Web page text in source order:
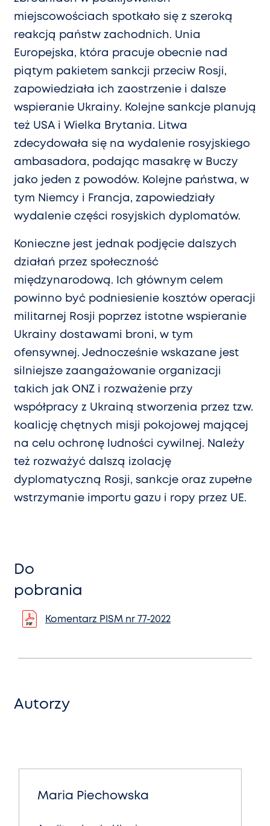
miejscowościach spotkało się z szeroką
reakcją państw zachodnich. Unia
Europejska, która pracuje obecnie nad
piątym pakietem sankcji przeciw Rosji,
zapowiedziała ich zaostrzenie i dalsze
wspieranie Ukrainy. Kolejne sankcje planują
też USA i Wielka Brytania. Litwa
zdecydowała się na wydalenie rosyjskiego
ambasadora, podając masakrę w Buczy
jako jeden z powodów. Kolejne państwa, w
tym Niemcy i Francja, zapowiedziały
wydalenie części rosyjskich dyplomatów.
Konieczne jest jednak podjęcie dalszych
działań przez społeczność
międzynarodową. Ich głównym celem
powinno być podniesienie kosztów operacji
militarnej Rosji poprzez istotne wspieranie
Ukrainy dostawami broni, w tym
ofensywnej. Jednocześnie wskazane jest
silniejsze zaangażowanie organizacji
takich jak ONZ i rozważenie przy
współpracy z Ukrainą stworzenia przez tzw.
koalicję chętnych misji pokojowej mającej
na celu ochronę ludności cywilnej. Należy
też rozważyć dalszą izolację
dyplomatyczną Rosji, sankcje oraz zupełne
wstrzymanie importu gazu i ropy przez UE.
Do
pobrania
Komentarz PISM nr 77-2022
Autorzy
Maria Piechowska